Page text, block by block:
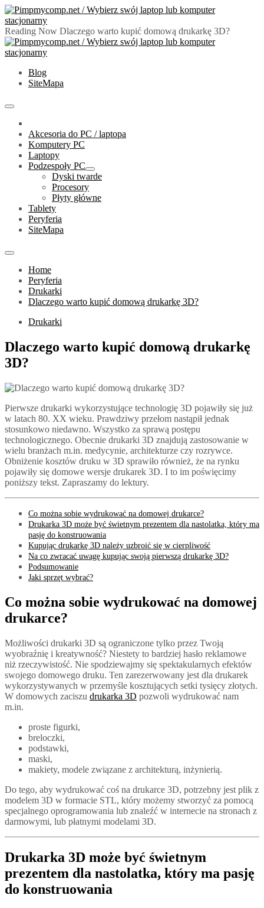
Skip
to
content
Reading Now Dlaczego warto kupić domową drukarkę 3D?
Złóż/Wybierz swój laptop lub komputer stacjonarny
Blog
SiteMapa
Primary
Akcesoria do PC / laptopa
Komputery PC
Laptopy
Podzespoły PC
Show
sub
Dyski twarde
Procesory
Płyty główne
Tablety
Peryferia
SiteMapa
Home
Peryferia
Drukarki
Dlaczego warto kupić domową drukarkę 3D?
Drukarki
Dlaczego warto kupić domową drukarkę
3D?
Pierwsze drukarki wykorzystujące technologię 3D pojawiły się już
w latach 80. XX wieku. Prawdziwy przełom nastąpił jednak
stosunkowo niedawno. Wszystko za sprawą postępu
technologicznego. Obecnie drukarki 3D znajdują zastosowanie w
wielu branżach m.in. medycynie, architekturze czy rozrywce.
Obniżenie kosztów druku w 3D sprawiło również, że na rynku
pojawiły się domowe wersje drukarek 3D. I to im poświęcimy
poniższy tekst. Zapraszamy do lektury.
Co można sobie wydrukować na domowej drukarce?
Drukarka 3D może być świetnym prezentem dla nastolatka, który ma
pasję do konstruowania
Kupując drukarkę 3D należy uzbroić się w cierpliwość
Na co zwracać uwagę kupując swoją pierwszą drukarkę 3D?
Podsumowanie
Jaki sprzęt wybrać?
Co można sobie wydrukować na domowej
drukarce?
Możliwości drukarki 3D są ograniczone tylko przez Twoją
wyobraźnię i kreatywność? Niestety to bardziej hasło reklamowe
niż rzeczywistość. Nie spodziewajmy się spektakularnych efektów
swojego domowego druku. Ten zarezerwowany jest dla drukarek
wykorzystywanych w przemyśle kosztujących setki tysięcy złotych.
W domowych zaciszu drukarka 3D pozwoli wydrukować nam
m.in.
proste figurki,
breloczki,
podstawki,
maski,
makiety, modele związane z architekturą, inżynierią.
Do tego, aby wydrukować coś na drukarce 3D, potrzebny jest plik z
modelem 3D w formacie STL, który możemy stworzyć za pomocą
specjalnego oprogramowania lub znaleźć w internecie na stronach z
darmowymi, lub płatnymi modelami 3D.
Drukarka 3D może być świetnym
prezentem dla nastolatka, który ma pasję
do konstruowania